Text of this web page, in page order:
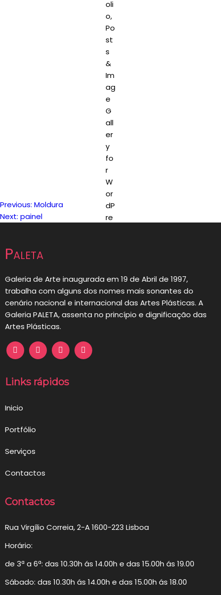
Navegação
artigos
Previous: Moldura
Next: painel
Paleta
Galeria de Arte inaugurada em 19 de Abril de 1997,
trabalha com alguns dos nomes mais sonantes do
cenário nacional e internacional das Artes Plásticas. A
Galeria PALETA, assenta no princípio e dignificação das
Artes Plásticas.
Links rápidos
Inicio
Portfólio
Serviços
Contactos
Contactos
Rua Virgílio Correia, 2-A 1600-223 Lisboa
Horário:
de 3ª a 6ª: das 10.30h ás 14.00h e das 15.00h ás 19.00
Sábado: das 10.30h ás 14.00h e das 15.00h ás 18.00